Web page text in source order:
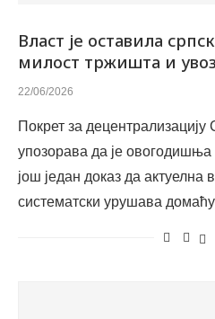
Власт је оставила
милост тржишта и
22/06/2026
Покрет за
упозорава да је
још један доказ да актуелна
систематски урушава